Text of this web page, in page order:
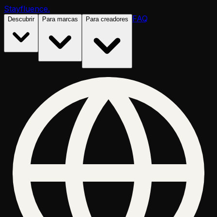
Stayfluence.
Descubrir Para marcas Para creadores FAQ